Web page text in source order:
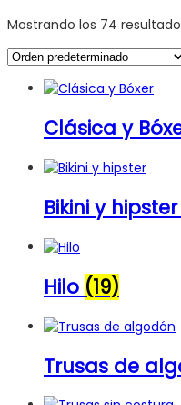
Mostrando los 74
Clásica y
Bikini y hipster
Hilo (19)
Trusas de